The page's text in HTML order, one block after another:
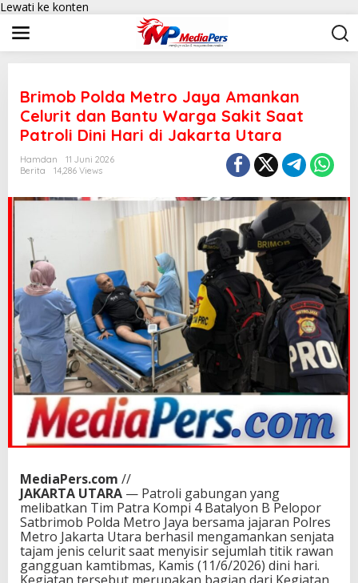
Lewati ke konten
Brimob Polda Metro Jaya Amankan
Celurit dan Bantu Warga Sakit Saat
Patroli Dini Hari di Jakarta Utara
Hamdan
11 Juni 2026
Berita
14,286 Views
MediaPers.com //
JAKARTA UTARA — Patroli gabungan yang
melibatkan Tim Patra Kompi 4 Batalyon B Pelopor
Satbrimob Polda Metro Jaya bersama jajaran Polres
Metro Jakarta Utara berhasil mengamankan senjata
tajam jenis celurit saat menyisir sejumlah titik rawan
gangguan kamtibmas, Kamis (11/6/2026) dini hari.